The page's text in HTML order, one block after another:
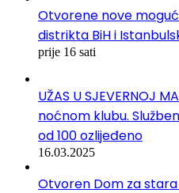
Otvorene nove
distrikta BiH i
prije 16 sati
UŽAS U SJEVERNOJ
noćnom klubu.
od 100 ozlijeđeno
16.03.2025
Otvoren Dom za stara